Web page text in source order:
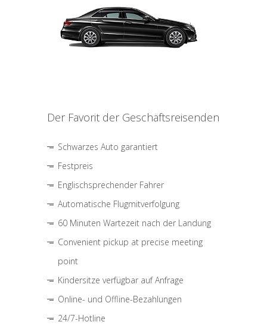
Der Favorit der Geschäftsreisenden
Schwarzes Auto garantiert
Festpreis
Englischsprechender Fahrer
Automatische Flugmitverfolgung
60 Minuten Wartezeit nach der Landung
Convenient pickup at precise meeting
point
Kindersitze verfügbar auf Anfrage
Online- und Offline-Bezahlungen
24/7-Hotline